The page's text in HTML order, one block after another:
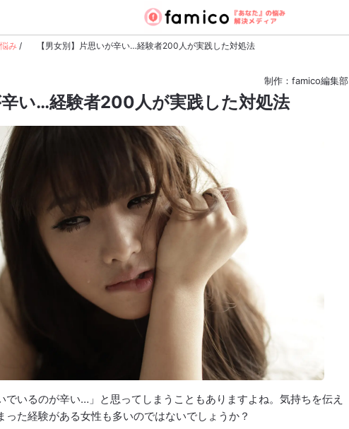
み / 【男女別】片思いが辛い…経験者200人が実践した対処法
制作：famico編集部
辛い…経験者200人が実践した対処法
でいるのが辛い…」と思ってしまうこともありますよね。気持ちを伝え
った経験がある女性も多いのではないでしょうか？